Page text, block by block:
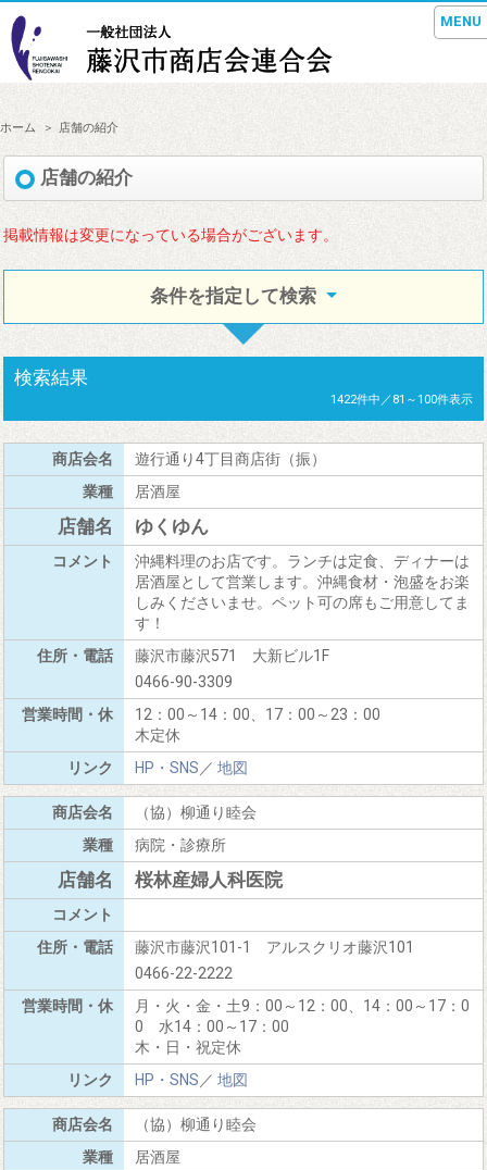
MENU
ホーム 店舗の紹介
店舗の紹介
掲載情報は変更になっている場合がございます。
条件を指定して検索
検索結果
1422件中／81～100件表示
遊行通り4丁目商店街（振）
居酒屋
ゆくゆん
沖縄料理のお店です。ランチは定食、ディナーは
居酒屋として営業します。沖縄食材・泡盛をお楽
しみくださいませ。ペット可の席もご用意してま
す！
藤沢市藤沢571 大新ビル1F
0466-90-3309
12：00～14：00、17：00～23：00
木定休
HP・SNS／ 地図
（協）柳通り睦会
病院・診療所
桜林産婦人科医院
藤沢市藤沢101-1 アルスクリオ藤沢101
0466-22-2222
月・火・金・土9：00～12：00、14：00～17：0
0 水14：00～17：00
木・日・祝定休
HP・SNS／ 地図
（協）柳通り睦会
居酒屋